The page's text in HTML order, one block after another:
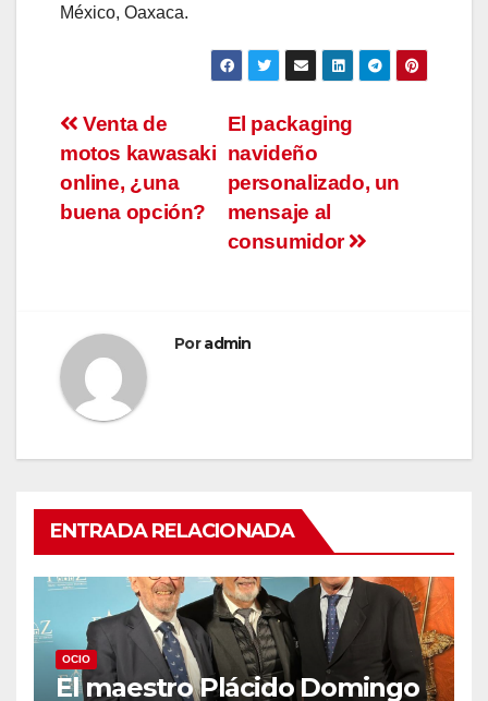
México, Oaxaca.
Navegación
de
entradas
El packaging
navideño
personalizado, un
mensaje al
consumidor
Venta de
motos kawasaki
online, ¿una
buena opción?
Poradmin
ENTRADA RELACIONADA
OCIO
El maestro Plácido Domingo